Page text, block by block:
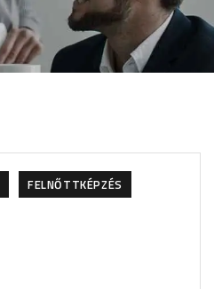
FELNŐTTKÉPZÉS